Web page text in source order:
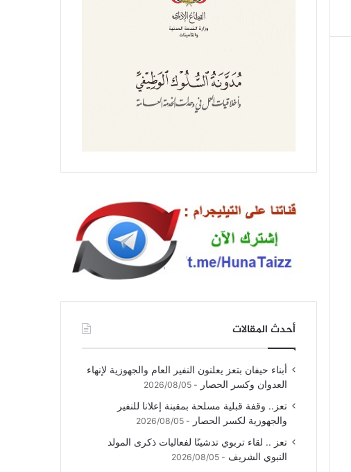
أحدث المقالات
أبناء حيفان بتعز يعلنون النفير العام والجهوزية لإنهاء
العدوان وكسر الحصار
2026/08/05
تعز.. وقفة قبلية مسلحة بمقبنة إعلانا للنفير
والجهوزية لكسر الحصار
2026/08/05
تعز .. لقاء تربوي تدشينًا لفعاليات ذكرى المولد
النبوي الشريف
2026/08/05